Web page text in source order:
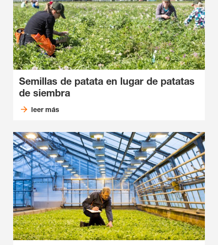
Semillas de patata en lugar de patatas
de siembra
leer más